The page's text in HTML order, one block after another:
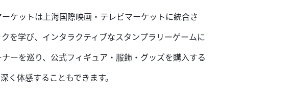
ケットは上海国際映画・テレビマーケットに統合さ
を学び、インタラクティブなスタンプラリーゲームに
ーを巡り、公式フィギュア・服飾・グッズを購入する
く体感することもできます。